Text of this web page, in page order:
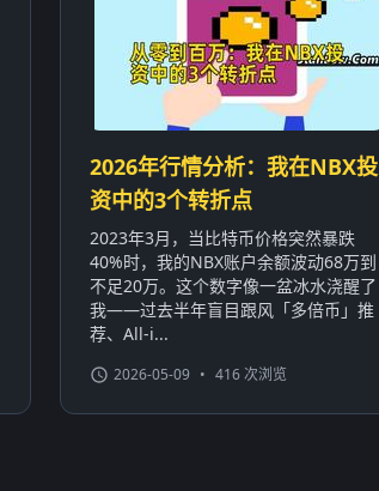
2026年行情分析：我在NBX投
资中的3个转折点
2023年3月，当比特币价格突然暴跌
40%时，我的NBX账户余额波动68万到
不足20万。这个数字像一盆冰水浇醒了
我——过去半年盲目跟风「多倍币」推
荐、All-i...
2026-05-09 • 416 次浏览